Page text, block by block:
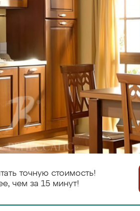
точную стоимость!
чем за 15 минут!